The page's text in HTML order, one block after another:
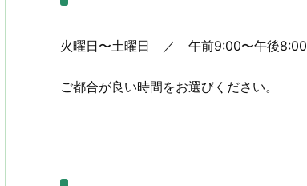
火曜日〜土曜日 ／ 午前9:00〜午後8:00
ご都合が良い時間をお選びください。